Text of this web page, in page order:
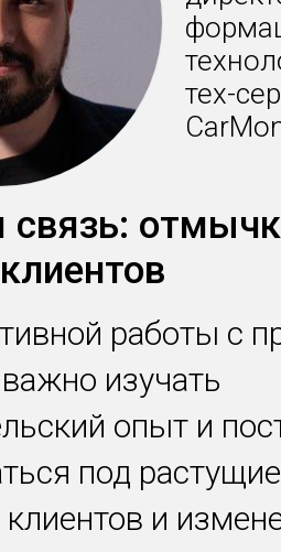
тех-
связь:
работы с
изучать
опыт и
под
и